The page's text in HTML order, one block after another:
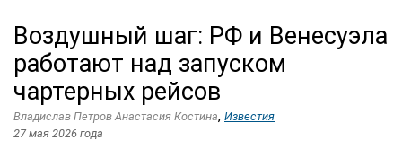
Воздушный шаг: РФ и Венесуэла
работают над запуском
чартерных рейсов
Владислав Петров Анастасия Костина, Известия
27 мая 2026 года